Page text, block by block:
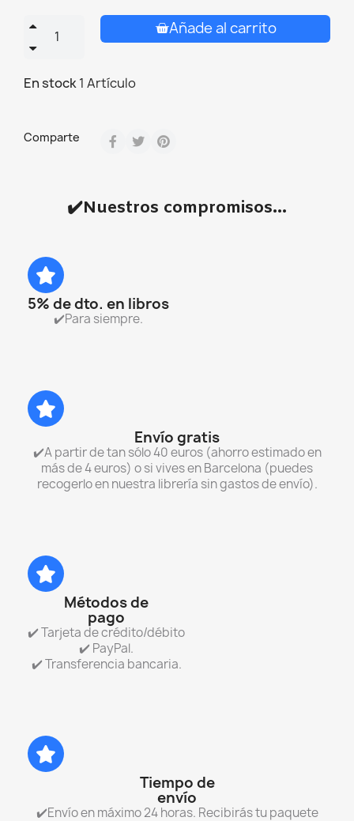
Añade al carrito
En stock1 Artículo
Comparte
✔️Nuestros compromisos...
5% de dto. en libros
✔️Para siempre.
Envío gratis
✔️A partir de tan sólo 40 euros (ahorro estimado en
más de 4 euros) o si vives en Barcelona (puedes
recogerlo en nuestra librería sin gastos de envío).
Métodos de
pago
✔️ Tarjeta de crédito/débito
✔️ PayPal.
✔️ Transferencia bancaria.
Tiempo de
envío
✔️Envío en máximo 24 horas. Recibirás tu paquete